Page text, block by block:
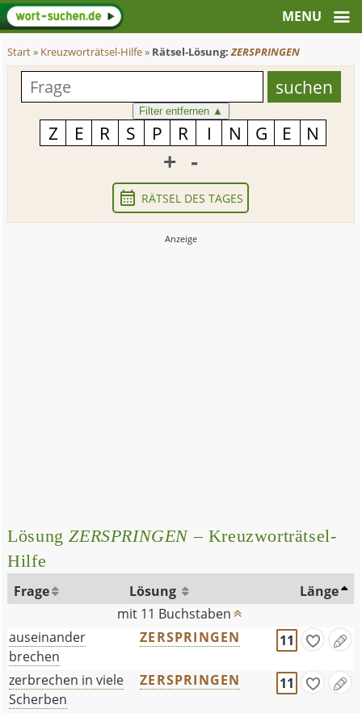
Start» Kreuzworträtsel-Hilfe» Rätsel-Lösung:ZERSPRINGEN
Filter entfernen ▲
+ -
RÄTSEL DES TAGES
LösungZERSPRINGEN – Kreuzworträtsel-
Hilfe
Frage Lösung
Länge
mit 11 Buchstaben
auseinander
brechen
ZERSPRINGEN 11
zerbrechen in viele
Scherben
ZERSPRINGEN 11